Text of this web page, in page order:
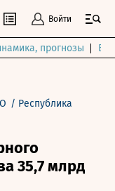
Войти
прогнозы
/ Республика
35,7 млрд